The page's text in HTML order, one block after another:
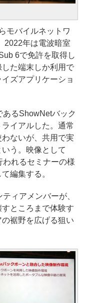
モバイルネットワ
2022年は電波暗室
6で免許を取得し
た端末しか利用で
ズアプリケーショ
るShowNetバック
イアルした。通常
ないが、共用で実
う。映像として
れるセミナーの様
編集する。
ィアメンバーが、
ところまで体験す
裾野を広げる狙い